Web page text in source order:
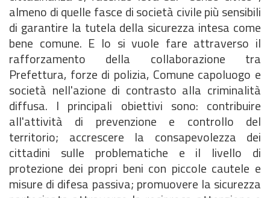
almeno di quelle fasce di società civile più sensibili
di garantire la tutela della sicurezza intesa come
bene comune. E lo si vuole fare attraverso il
rafforzamento della collaborazione tra
Prefettura, forze di polizia, Comune capoluogo e
società nell'azione di contrasto alla criminalità
diffusa. I principali obiettivi sono: contribuire
all'attività di prevenzione e controllo del
territorio; accrescere la consapevolezza dei
cittadini sulle problematiche e il livello di
protezione dei propri beni con piccole cautele e
misure di difesa passiva; promuovere la sicurezza